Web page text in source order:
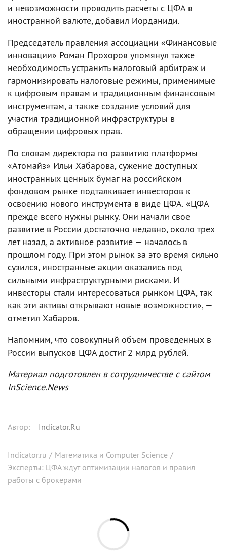
и невозможности проводить расчеты с ЦФА в
иностранной валюте, добавил Иорданиди.
Председатель правления ассоциации «Финансовые
инновации» Роман Прохоров упомянул также
необходимость устранить налоговый арбитраж и
гармонизировать налоговые режимы, применимые
к цифровым правам и традиционным финансовым
инструментам, а также создание условий для
участия традиционной инфраструктуры в
обращении цифровых прав.
По словам директора по развитию платформы
«Атомайз» Ильи Хабарова, сужение доступных
иностранных ценных бумаг на российском
фондовом рынке подталкивает инвесторов к
освоению нового инструмента в виде ЦФА. «ЦФА
прежде всего нужны рынку. Они начали свое
развитие в России достаточно недавно, около трех
лет назад, а активное развитие — началось в
прошлом году. При этом рынок за это время сильно
сузился, иностранные акции оказались под
сильными инфраструктурными рисками. И
инвесторы стали интересоваться рынком ЦФА, так
как эти активы открывают новые возможности», —
отметил Хабаров.
Напомним, что совокупный объем проведенных в
России выпусков ЦФА достиг 2 млрд рублей.
Материал подготовлен в сотрудничестве с сайтом
InScience.News
Автор: Indicator.Ru
Indicator.ru / Математика и Computer Science /
Эксперты: ЦФА ждут оптимизации налогов и правил
работы с брокерами